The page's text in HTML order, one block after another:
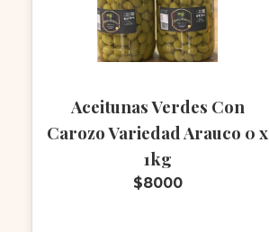
Aceitunas Verdes Con
Carozo Variedad Arauco 0 x
1kg
$8000